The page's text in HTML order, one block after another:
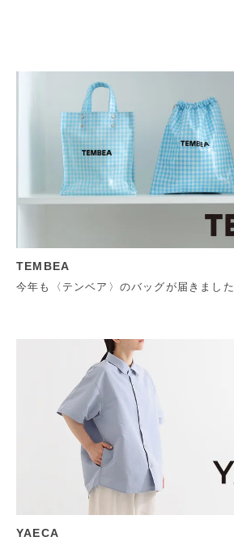
TEMBEA
今年も〈テンベア〉のバッグが届きました
YAECA